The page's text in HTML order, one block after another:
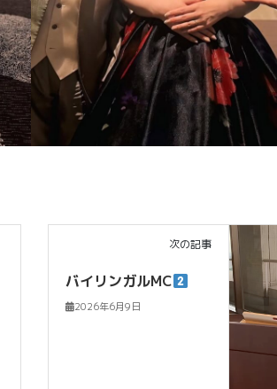
次の記事
バイリンガルMC
2026年6月9日